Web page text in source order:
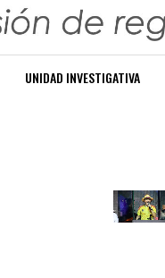
UNIDAD INVESTIGATIVA